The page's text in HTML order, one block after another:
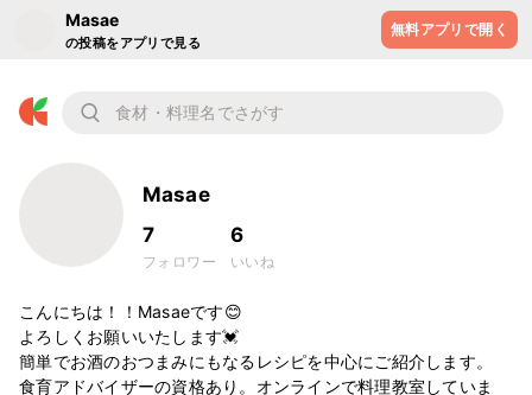
Masae
の投稿をアプリで見る
無料アプリで開く
Masae
7
フォロワー
6
いいね
こんにちは！！Masaeです😊
よろしくお願いいたします💓
簡単でお酒のおつまみにもなるレシピを中心にご紹介します。
食育アドバイザーの資格あり。オンラインで料理教室していま